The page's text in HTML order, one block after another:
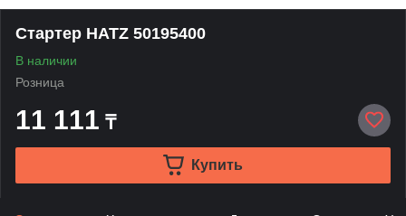
Стартер HATZ 50195400
В наличии
Розница
11 111 ₸
Купить